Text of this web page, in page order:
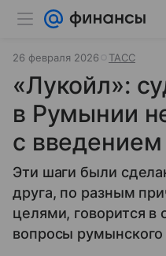
26 февраля 2026 ТАСС
«Лукойл»:
в Румынии
с введением
Эти шаги были
друга, по разным
целями, говорится в
вопросы румынского